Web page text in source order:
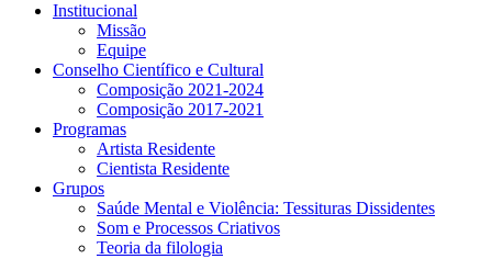
Institucional
Missão
Equipe
Conselho Científico e Cultural
Composição 2021-2024
Composição 2017-2021
Programas
Artista Residente
Cientista Residente
Grupos
Saúde Mental e Violência: Tessituras Dissidentes
Som e Processos Criativos
Teoria da filologia